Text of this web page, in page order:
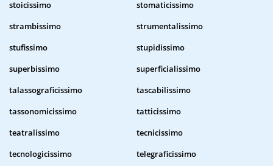
stoicissimo
stomaticissimo
strambissimo
strumentalissimo
stufissimo
stupidissimo
superbissimo
superficialissimo
talassograficissimo
tascabilissimo
tassonomicissimo
tatticissimo
teatralissimo
tecnicissimo
tecnologicissimo
telegraficissimo